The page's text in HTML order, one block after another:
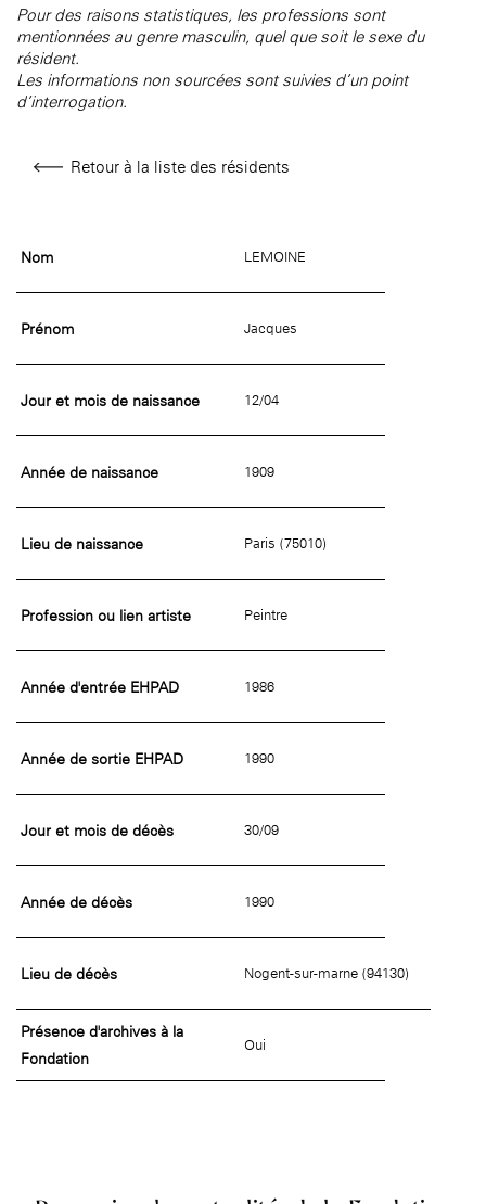
Pour des raisons statistiques, les professions sont
mentionnées au genre masculin, quel que soit le sexe du
résident.
Les informations non sourcées sont suivies d’un point
d’interrogation.
Retour à la liste des résidents
Nom LEMOINE
Prénom Jacques
Jour et mois de naissance 12/04
Année de naissance 1909
Lieu de naissance Paris (75010)
Profession ou lien artiste Peintre
Année d'entrée EHPAD 1986
Année de sortie EHPAD 1990
Jour et mois de décès 30/09
Année de décès 1990
Lieu de décès Nogent-sur-marne (94130)
Présence d'archives à la
Fondation
Oui